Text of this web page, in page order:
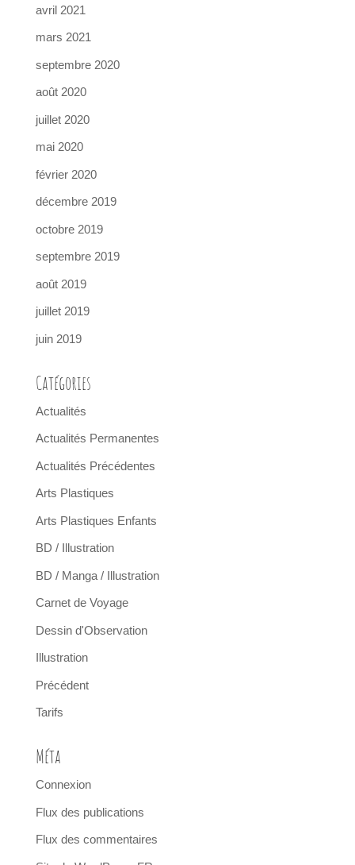
avril 2021
mars 2021
septembre 2020
août 2020
juillet 2020
mai 2020
février 2020
décembre 2019
octobre 2019
septembre 2019
août 2019
juillet 2019
juin 2019
Catégories
Actualités
Actualités Permanentes
Actualités Précédentes
Arts Plastiques
Arts Plastiques Enfants
BD / Illustration
BD / Manga / Illustration
Carnet de Voyage
Dessin d'Observation
Illustration
Précédent
Tarifs
Méta
Connexion
Flux des publications
Flux des commentaires